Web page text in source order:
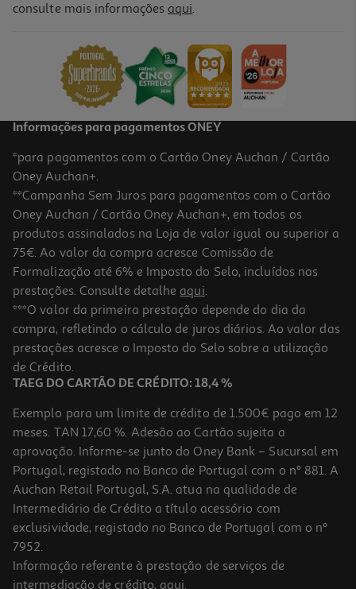
Creme Fixador Corega + Conforto 70g Dm
17,49 €
4.7
Creme Fixador Corega + Conforto 40g Dm
312.25 €/Kg
12,49 €
consulte mais informações aqui.
Informações para pagamentos ONEY
*para pagamentos com o Cartão Oney Auchan / Cartão
Oney Auchan+.
**Campanha Sem Juros para pagamentos com o Cartão
Oney Auchan / Cartão Oney Auchan+, em todos os
produtos assinalados na Loja de valor igual ou superior a
75€. Ao valor da compra acresce Comissão de
Formalização até 6% e Imposto do Selo, incluídos nas
prestações. Consulte detalhe aqui.
***O valor da primeira prestação depende do dia da
compra, refletindo o cálculo de juros diários. Ao valor das
prestações acresce o Imposto do Selo sobre a utilização
de Crédito.
TAEG DO CARTÃO DE CRÉDITO: 18,4 %
Exemplo para um limite de crédito de 1.500€ pago em 12
meses. TAN 17,60 %. Adesão ao Cartão sujeita a
aprovação. Informe-se junto do Oney Bank – Sucursal em
Portugal, registado no Banco de Portugal com o nº 881. A
Auchan Retail Portugal, S.A. atua na qualidade de
Intermediário de Crédito a título acessório com
exclusividade, registado no Banco de Portugal com o nº
7952.
Informação referente à prestação de serviços de
intermediação de crédito, aqui.